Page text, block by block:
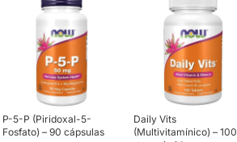
P-5-P (Piridoxal-5-
Fosfato) – 90 cápsulas
Daily Vits
(Multivitamínico) – 100